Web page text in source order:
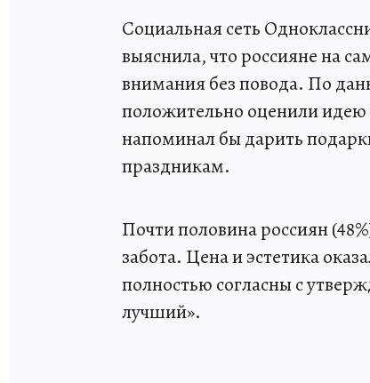
Социальная сеть
выяснила, что россияне на
внимания без повода. По
положительно оценили идею
напоминал бы дарить
праздникам.
Почти половина россиян
забота. Цена и эстетика
полностью согласны с
лучший».